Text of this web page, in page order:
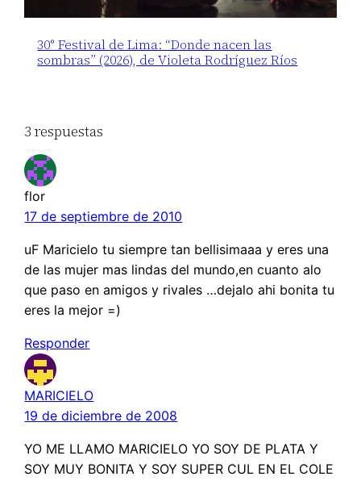
30° Festival de Lima: “Donde nacen las
sombras” (2026), de Violeta Rodríguez Ríos
3 respuestas
flor
17 de septiembre de 2010
uF Maricielo tu siempre tan bellisimaaa y eres una
de las mujer mas lindas del mundo,en cuanto alo
que paso en amigos y rivales …dejalo ahi bonita tu
eres la mejor =)
Responder
MARICIELO
19 de diciembre de 2008
YO ME LLAMO MARICIELO YO SOY DE PLATA Y
SOY MUY BONITA Y SOY SUPER CUL EN EL COLE